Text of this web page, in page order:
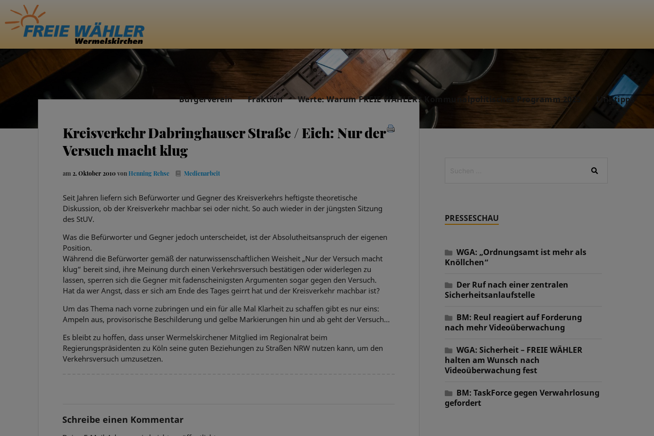
Bürgerverein Fraktion Werte: Warum FREIE WÄHLER? Kommunalpolitisches Programm 2025 Linktipps
Kreisverkehr Dabringhauser Straße / Eich: Nur der
Versuch macht klug
am 2. Oktober 2010 von Henning Rehse Medienarbeit
Seit Jahren liefern sich Befürworter und Gegner des Kreisverkehrs heftigste theoretische
Diskussion, ob der Kreisverkehr machbar sei oder nicht. So auch wieder in der jüngsten Sitzung
des StUV.
Was die Befürworter und Gegner jedoch unterscheidet, ist der Absolutheitsanspruch der eigenen
Position.
Während die Befürworter gemäß der naturwissenschaftlichen Weisheit „Nur der Versuch macht
klug“ bereit sind, ihre Meinung durch einen Verkehrsversuch bestätigen oder widerlegen zu
lassen, sperren sich die Gegner mit fadenscheinigsten Argumenten sogar gegen den Versuch.
Hat da wer Angst, dass er sich am Ende des Tages geirrt hat und der Kreisverkehr machbar ist?
Um das Thema nach vorne zubringen und ein für alle Mal Klarheit zu schaffen gibt es nur eins:
Ampeln aus, provisorische Beschilderung und gelbe Markierungen hin und ab geht der Versuch…
Es bleibt zu hoffen, dass unser Wermelskirchener Mitglied im Regionalrat beim
Regierungspräsidenten zu Köln seine guten Beziehungen zu Straßen NRW nutzen kann, um den
Verkehrsversuch umzusetzen.
Schreibe einen Kommentar
PRESSESCHAU
WGA: „Ordnungsamt ist mehr als
Knöllchen“
Der Ruf nach einer zentralen
Sicherheitsanlaufstelle
BM: Reul reagiert auf Forderung
nach mehr Videoüberwachung
WGA: Sicherheit – FREIE WÄHLER
halten am Wunsch nach
Videoüberwachung fest
BM: TaskForce gegen Verwahrlosung
gefordert